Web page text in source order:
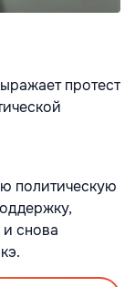
протест
политическую
снова